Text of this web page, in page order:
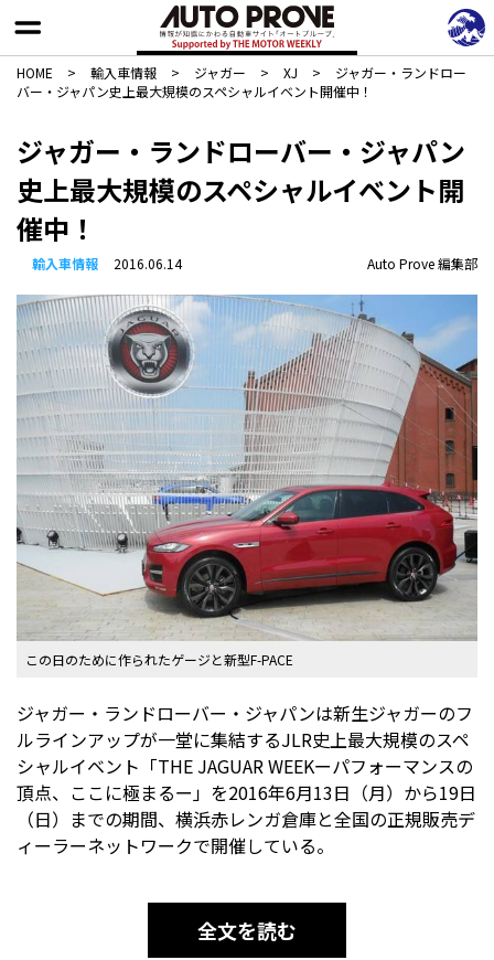
HOME > 輸入車情報 > ジャガー > XJ >
ジャガー・ランドロー
バー・ジャパン史上最大規模のスペシャルイベント開催中！
ジャガー・ランドローバー・ジャパン
史上最大規模のスペシャルイベント開
催中！
輸入車情報 2016.06.14 Auto Prove 編集部
この日のために作られたゲージと新型F-PACE
ジャガー・ランドローバー・ジャパンは新生ジャガーのフ
ルラインアップが一堂に集結するJLR史上最大規模のスペ
シャルイベント「THE JAGUAR WEEKーパフォーマンスの
頂点、ここに極まるー」を2016年6月13日（月）から19日
（日）までの期間、横浜赤レンガ倉庫と全国の正規販売デ
ィーラーネットワークで開催している。
全文を読む